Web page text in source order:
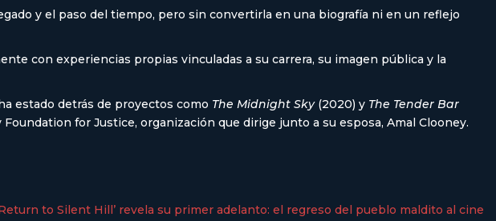
y el paso del tiempo, pero sin convertirla en una biografía ni en un reflejo
con experiencias propias vinculadas a su carrera, su imagen pública y la
estado detrás de proyectos como The Midnight Sky(2020) y The Tender Bar
for Justice, organización que dirige junto a su esposa, Amal Clooney.
to Silent Hill’ revela su primer adelanto: el regreso del pueblo maldito al cine